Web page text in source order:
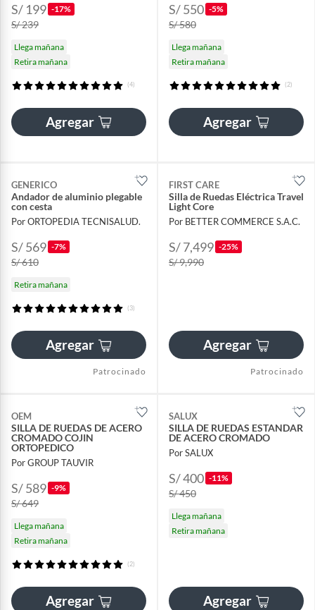
S/ 199 -17%
S/ 239
Llega mañana
Retira mañana
(4)
Agregar
S/ 550 -5%
S/ 580
Llega mañana
Retira mañana
(2)
Agregar
GENERICO
Andador de aluminio plegable
con cesta
Por ORTOPEDIA TECNISALUD.
S/ 569 -7%
S/ 610
Retira mañana
(3)
Agregar
Patrocinado
FIRST CARE
Silla de Ruedas Eléctrica Travel
Light Core
Por BETTER COMMERCE S.A.C.
S/ 7,499 -25%
S/ 9,990
Agregar
Patrocinado
OEM
SILLA DE RUEDAS DE ACERO
CROMADO COJIN
ORTOPEDICO
Por GROUP TAUVIR
S/ 589 -9%
S/ 649
Llega mañana
Retira mañana
(2)
Agregar
SALUX
SILLA DE RUEDAS ESTANDAR
DE ACERO CROMADO
Por SALUX
S/ 400 -11%
S/ 450
Llega mañana
Retira mañana
Agregar